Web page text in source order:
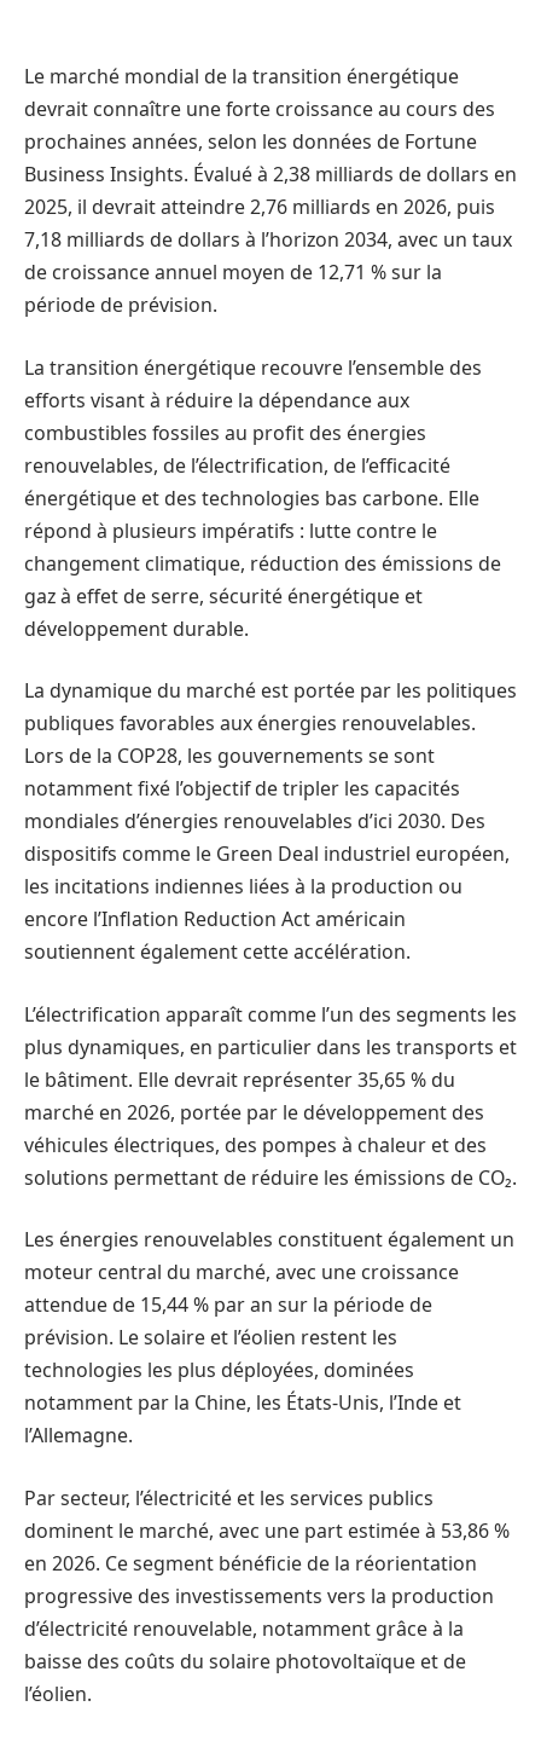
Le marché mondial de la transition énergétique
devrait connaître une forte croissance au cours des
prochaines années, selon les données de Fortune
Business Insights. Évalué à 2,38 milliards de dollars en
2025, il devrait atteindre 2,76 milliards en 2026, puis
7,18 milliards de dollars à l’horizon 2034, avec un taux
de croissance annuel moyen de 12,71 % sur la
période de prévision.
La transition énergétique recouvre l’ensemble des
efforts visant à réduire la dépendance aux
combustibles fossiles au profit des énergies
renouvelables, de l’électrification, de l’efficacité
énergétique et des technologies bas carbone. Elle
répond à plusieurs impératifs : lutte contre le
changement climatique, réduction des émissions de
gaz à effet de serre, sécurité énergétique et
développement durable.
La dynamique du marché est portée par les politiques
publiques favorables aux énergies renouvelables.
Lors de la COP28, les gouvernements se sont
notamment fixé l’objectif de tripler les capacités
mondiales d’énergies renouvelables d’ici 2030. Des
dispositifs comme le Green Deal industriel européen,
les incitations indiennes liées à la production ou
encore l’Inflation Reduction Act américain
soutiennent également cette accélération.
L’électrification apparaît comme l’un des segments les
plus dynamiques, en particulier dans les transports et
le bâtiment. Elle devrait représenter 35,65 % du
marché en 2026, portée par le développement des
véhicules électriques, des pompes à chaleur et des
solutions permettant de réduire les émissions de CO₂.
Les énergies renouvelables constituent également un
moteur central du marché, avec une croissance
attendue de 15,44 % par an sur la période de
prévision. Le solaire et l’éolien restent les
technologies les plus déployées, dominées
notamment par la Chine, les États-Unis, l’Inde et
l’Allemagne.
Par secteur, l’électricité et les services publics
dominent le marché, avec une part estimée à 53,86 %
en 2026. Ce segment bénéficie de la réorientation
progressive des investissements vers la production
d’électricité renouvelable, notamment grâce à la
baisse des coûts du solaire photovoltaïque et de
l’éolien.